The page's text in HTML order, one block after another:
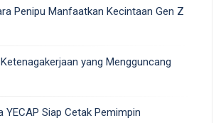
Penipu Manfaatkan Kecintaan Gen Z
yang Mengguncang
YECAP Siap Cetak Pemimpin